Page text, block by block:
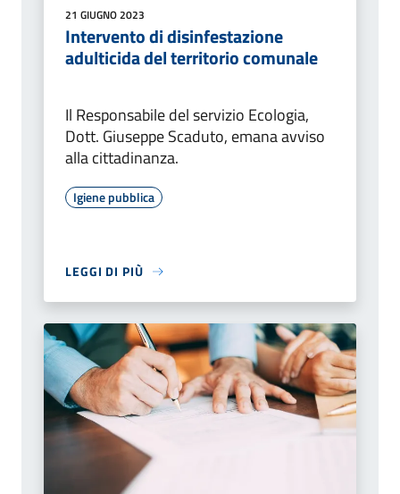
21 GIUGNO 2023
Intervento di disinfestazione
adulticida del territorio comunale
Il Responsabile del servizio Ecologia,
Dott. Giuseppe Scaduto, emana avviso
alla cittadinanza.
Igiene pubblica
LEGGI DI PIÙ